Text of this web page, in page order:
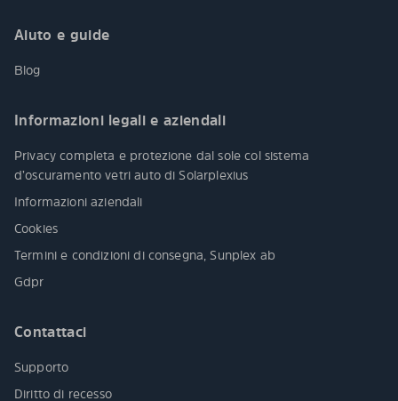
Aiuto e guide
Blog
Informazioni legali e aziendali
Privacy completa e protezione dal sole col sistema
d’oscuramento vetri auto di Solarplexius
Informazioni aziendali
Cookies
Termini e condizioni di consegna, Sunplex ab
Gdpr
Contattaci
Supporto
Diritto di recesso